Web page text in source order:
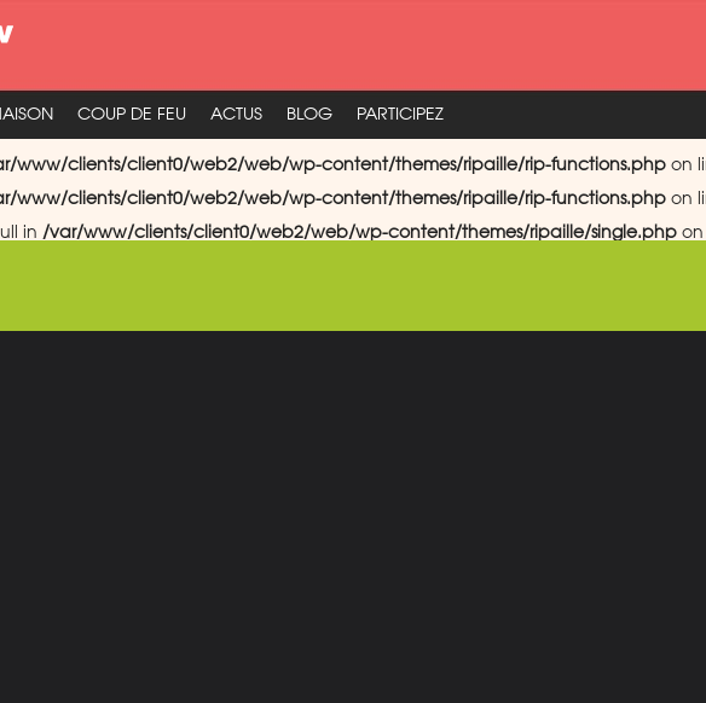
COUP DE FEU ACTUS BLOG PARTICIPEZ
www/clients/client0/web2/web/wp-content/themes/ripaille/rip-functions.php on
www/clients/client0/web2/web/wp-content/themes/ripaille/rip-functions.php on
in /var/www/clients/client0/web2/web/wp-content/themes/ripaille/single.php